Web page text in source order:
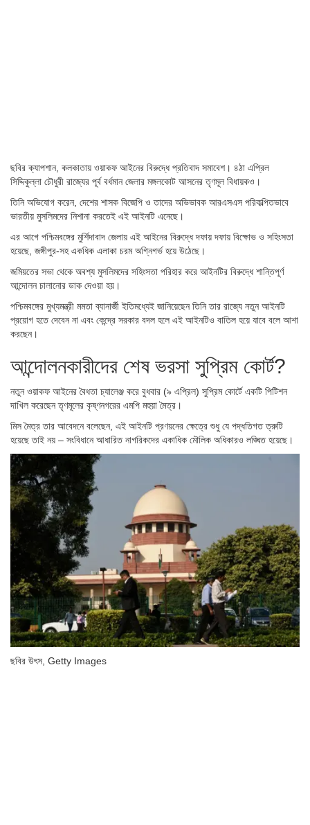
ছবির ক্যাপশান, কলকাতায় ওয়াকফ আইনের বিরুদ্ধে প্রতিবাদ সমাবেশ। ৪ঠা এপ্রিল
সিদ্দিকুল্লা চৌধুরী রাজ্যের পূর্ব বর্ধমান জেলার মঙ্গলকোট আসনের তৃণমূল বিধায়কও।
তিনি অভিযোগ করেন, দেশের শাসক বিজেপি ও তাদের অভিভাবক আরএসএস পরিকল্পিতভাবে
ভারতীয় মুসলিমদের নিশানা করতেই এই আইনটি এনেছে।
এর আগে পশ্চিমবঙ্গের মুর্শিদাবাদ জেলায় এই আইনের বিরুদ্ধে দফায় দফায় বিক্ষোভ ও সহিংসতা
হয়েছে, জঙ্গীপুর-সহ একধিক এলাকা চরম অগ্নিগর্ভ হয়ে উঠেছে।
জমিয়তের সভা থেকে অবশ্য মুসলিমদের সহিংসতা পরিহার করে আইনটির বিরুদ্ধে শান্তিপূর্ণ
আন্দোলন চালানোর ডাক দেওয়া হয়।
পশ্চিমবঙ্গের মুখ্যমন্ত্রী মমতা ব্যানার্জী ইতিমধ্যেই জানিয়েছেন তিনি তার রাজ্যে নতুন আইনটি
প্রয়োগ হতে দেবেন না এবং কেন্দ্রে সরকার বদল হলে এই আইনটিও বাতিল হয়ে যাবে বলে আশা
করছেন।
আন্দোলনকারীদের শেষ ভরসা সুপ্রিম কোর্ট?
নতুন ওয়াকফ আইনের বৈধতা চ্যালেঞ্জ করে বুধবার (৯ এপ্রিল) সুপ্রিম কোর্টে একটি পিটিশন
দাখিল করেছেন তৃণমূলের কৃষ্ণনগরের এমপি মহুয়া মৈত্র।
মিস মৈত্র তার আবেদনে বলেছেন, এই আইনটি প্রণয়নের ক্ষেত্রে শুধু যে পদ্ধতিগত ত্রুটি
হয়েছে তাই নয় – সংবিধানে আধারিত নাগরিকদের একাধিক মৌলিক অধিকারও লঙ্ঘিত হয়েছে।
ছবির উৎস, Getty Images